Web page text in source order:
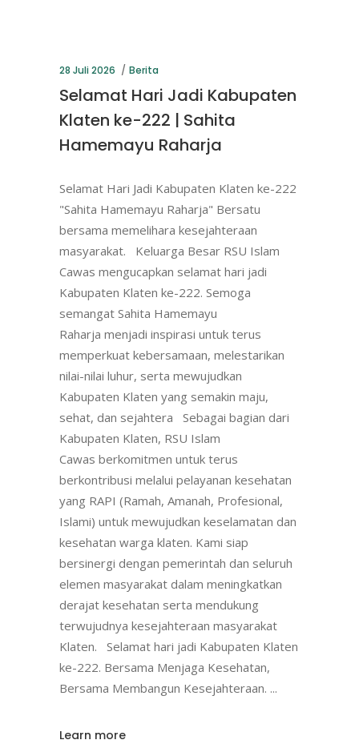
28 Juli 2026 Berita
Selamat Hari Jadi Kabupaten
Klaten ke-222 | Sahita
Hamemayu Raharja
Selamat Hari Jadi Kabupaten Klaten ke-222
"Sahita Hamemayu Raharja" Bersatu
bersama memelihara kesejahteraan
masyarakat. Keluarga Besar RSU Islam
Cawas mengucapkan selamat hari jadi
Kabupaten Klaten ke-222. Semoga
semangat Sahita Hamemayu
Raharja menjadi inspirasi untuk terus
memperkuat kebersamaan, melestarikan
nilai-nilai luhur, serta mewujudkan
Kabupaten Klaten yang semakin maju,
sehat, dan sejahtera Sebagai bagian dari
Kabupaten Klaten, RSU Islam
Cawas berkomitmen untuk terus
berkontribusi melalui pelayanan kesehatan
yang RAPI (Ramah, Amanah, Profesional,
Islami) untuk mewujudkan keselamatan dan
kesehatan warga klaten. Kami siap
bersinergi dengan pemerintah dan seluruh
elemen masyarakat dalam meningkatkan
derajat kesehatan serta mendukung
terwujudnya kesejahteraan masyarakat
Klaten. Selamat hari jadi Kabupaten Klaten
ke-222. Bersama Menjaga Kesehatan,
Bersama Membangun Kesejahteraan.
Learn more